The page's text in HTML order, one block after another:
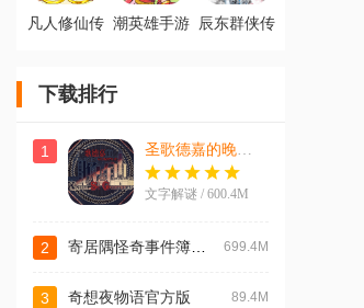
凡人修仙传 潮英雄手游 辰东群侠传
下载排行
1 圣歌德嘉的晚钟汉化版
文字解谜 / 600.4M
2 699.4M
3 奇想夜物语官方版 89.4M